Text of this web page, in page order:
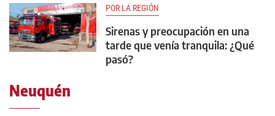
POR LA REGIÓN
Sirenas y preocupación en una
tarde que venía tranquila: ¿Qué
pasó?
Neuquén